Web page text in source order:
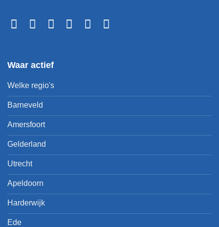
Waar actief
Welke regio's
Barneveld
Amersfoort
Gelderland
Utrecht
Apeldoorn
Harderwijk
Ede